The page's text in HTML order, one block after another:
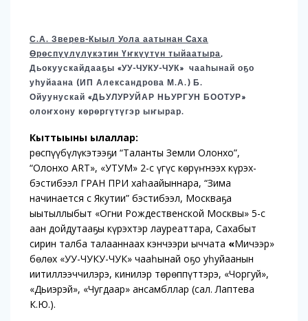
С.А. Зверев-Кыыл Уола аатынан Cаха
Өрөспүүлүлүкэтин Үҥкүүтүн тыйаатыра,
Дьокуускайдааҕы «УУ-ЧУКУ-ЧУК» чааһынай оҕо
уһуйаана (ИП Александрова М.А.) Б.
Ойуунускай «ДЬУЛУРУЙАР НЬУРГУН БООТУР»
олоҥхону көрөргүтүгэр ыҥырар.
Кыттыыны ылаллар:
Өрөспүүбүлүкэтээҕи “Таланты Земли Олонхо”,
“Олонхо ART», «УТУМ» 2-с үгүс көрүҥнээх күрэх-
бэстибээл ГРАН ПРИ хаһаайыннара, “Зима
начинается с Якутии” бэстибээл, Москваҕа
ыытыллыбыт «Огни Рождественской Москвы» 5-с
аан дойдутааҕы күрэхтэр лауреаттара, Сахабыт
сирин талба талааннаах кэнчээри ыччата «Мичээр»
бөлөх «УУ-ЧУКУ-ЧУК» чааһынай оҕо уһуйаанын
иитиллээччилэрэ, кинилэр төрөппүттэрэ, «Чоргуй»,
«Дьиэрэй», «Чугдаар» ансамбллар (сал. Лаптева
К.Ю.).